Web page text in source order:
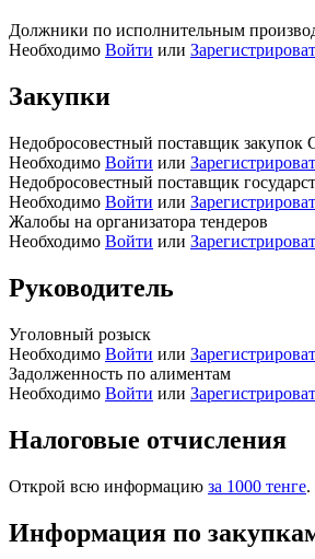
Должники по исполнительным
Необходимо Войти или
Закупки
Недобросовестный поставщик закупок
Необходимо Войти или
Недобросовестный поставщик
Необходимо Войти или
Жалобы на организатора тендеров
Необходимо Войти или
Руководитель
Уголовный розыск
Необходимо Войти или
Задолженность по алиментам
Необходимо Войти или
Налоговые отчисления
Открой всю информацию за 1000 тенге.
Информация по